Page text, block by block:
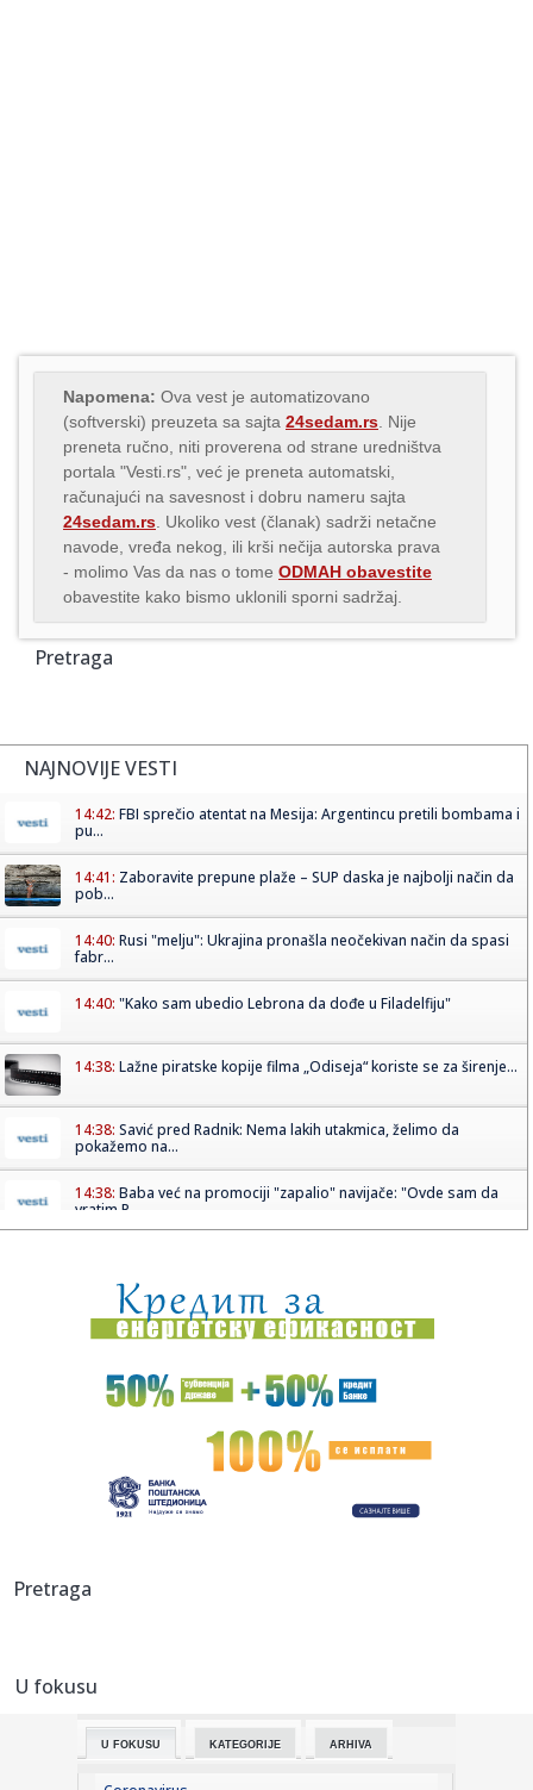
Napomena: Ova vest je automatizovano
(softverski) preuzeta sa sajta 24sedam.rs . Nije
preneta ručno, niti proverena od strane uredništva
portala "Vesti.rs", već je preneta automatski,
računajući na savesnost i dobru nameru sajta
24sedam.rs . Ukoliko vest (članak) sadrži netačne
navode, vređa nekog, ili krši nečija autorska prava
- molimo Vas da nas o tome ODMAH obavestite
obavestite kako bismo uklonili sporni sadržaj.
Pretraga
NAJNOVIJE VESTI
14:42: FBI sprečio atentat na Mesija: Argentincu pretili bombama i
pu...
14:41: Zaboravite prepune plaže – SUP daska je najbolji način da
pob...
14:40: Rusi "melju": Ukrajina pronašla neočekivan način da spasi
fabr...
14:40: "Kako sam ubedio Lebrona da dođe u Filadelfiju"
14:38: Lažne piratske kopije filma „Odiseja“ koriste se za širenje...
14:38: Savić pred Radnik: Nema lakih utakmica, želimo da
pokažemo na...
14:38: Baba već na promociji "zapalio" navijače: "Ovde sam da
vratim P...
14:35:Hitan sastanak u Nemačkoj; Dron sa eksplozivom koji je
napravio ...
14:25:И опет – Медо, добро дошао у своју ...
Iz saobraćaja isključeno 14 vozača u Južnobačkom okrugu
14:27:Tramp javno odbio Zelenskog: Nema više raketa za vas,
...
14:24:
14:24: Zatražen pritvor uhapšenima u akciji "Trasa"
Pretraga
U fokusu
U FOKUSU KATEGORIJE ARHIVA